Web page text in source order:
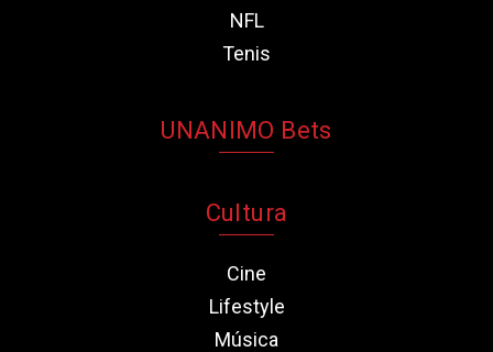
NFL
Tenis
UNANIMO Bets
Cultura
Cine
Lifestyle
Música